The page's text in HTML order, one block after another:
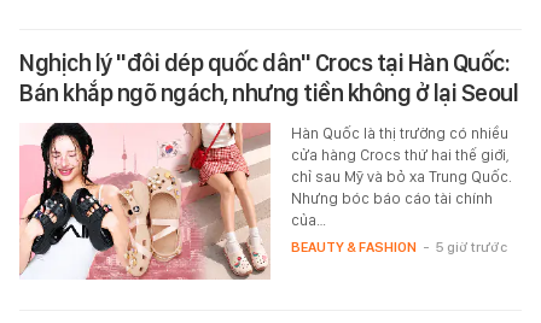
Nghịch lý "đôi dép quốc dân" Crocs tại Hàn Quốc:
Bán khắp ngõ ngách, nhưng tiền không ở lại Seoul
Hàn Quốc là thị trường có nhiều
cửa hàng Crocs thứ hai thế giới,
chỉ sau Mỹ và bỏ xa Trung Quốc.
Nhưng bóc báo cáo tài chính
của…
BEAUTY & FASHION - 5 giờ trước